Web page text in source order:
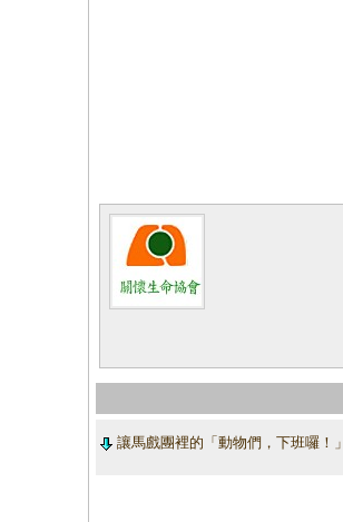
讓馬戲團裡的「動物們，下班囉！